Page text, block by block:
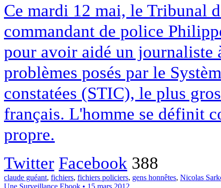
Ce mardi 12 mai, le Tribunal
commandant de police
pour avoir aidé un journaliste
problèmes posés par le
constatées (STIC), le plus
français. L'homme se définit
propre.
Twitter Facebook 388
claude guéant, fichiers, fichiers policiers, gens honnêtes, Nicolas